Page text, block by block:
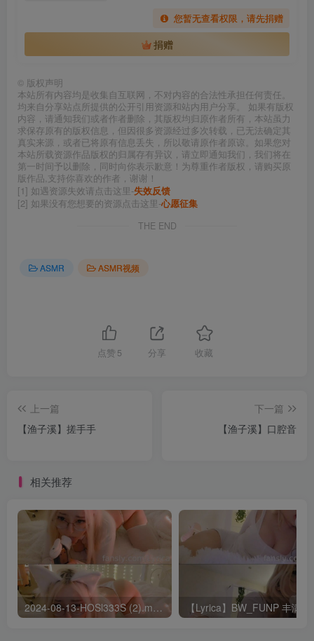
您暂无查看权限，请先捐赠
捐赠
© 版权声明
本站所有内容均是收集自互联网，不对内容的合法性承担任何责任。
均来自分享站点所提供的公开引用资源和站内用户分享。 如果有版权
内容，请通知我们或者作者删除，其版权均归原作者所有，本站虽力
求保存原有的版权信息，但因很多资源经过多次转载，已无法确定其
真实来源，或者已将原有信息丢失，所以敬请原作者原谅。如果您对
本站所载资源作品版权的归属存有异议，请立即通知我们，我们将在
第一时间予以删除，同时向你表示歉意！为尊重作者版权，请购买原
版作品,支持你喜欢的作者，谢谢！
[1] 如遇资源失效请点击这里-失效反馈
[2] 如果没有您想要的资源点击这里-心愿征集
THE END
ASMR ASMR视频
点赞 5 分享 收藏
上一篇
【渔子溪】搓手手
下一篇
【渔子溪】口腔音
相关推荐
2024-08-13-HOSl333S (2).mp4 – AList